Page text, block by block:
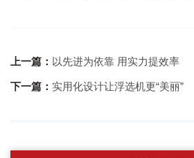
上一篇： 以先进为依靠 用实力提效率
下一篇： 实用化设计让浮选机更“美丽”